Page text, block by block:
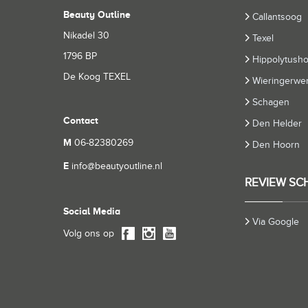
Beauty Outline
Nikadel 30
1796 BP
De Koog TEXEL
Contact
M 06-82380269
E info@beautyoutline.nl
Social Media
Volg ons op
Callantsoog
Texel
Schagen
Den Helder
Den Hoorn
REVIEW
Via Google